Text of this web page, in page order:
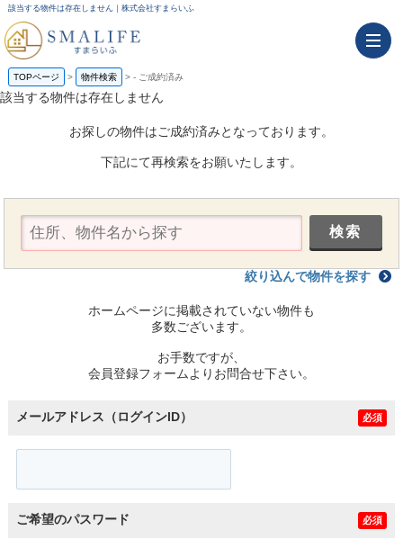
該当する物件は存在しません｜株式会社すまらいふ
TOPページ 物件検索 - ご成約済み
該当する物件は存在しません
お探しの物件はご成約済みとなっております。
下記にて再検索をお願いたします。
絞り込んで物件を探す
ホームページに掲載されていない物件も
多数ございます。
お手数ですが、
会員登録フォームよりお問合せ下さい。
メールアドレス（ログインID） 必須
ご希望のパスワード 必須